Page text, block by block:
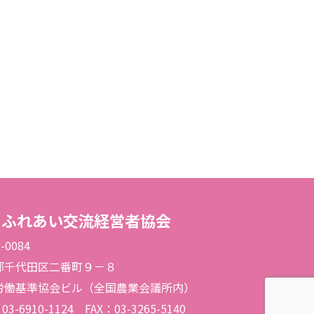
れあい交流経営者協会
0084
千代田区二番町９－８
基準協会ビル（全国農業会議所内）
6910-1124 FAX：03-3265-5140